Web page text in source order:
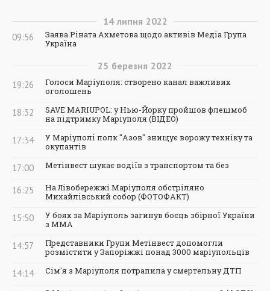
14 липня 2022
09:56
Заява Ріната Ахметова щодо активів Медіа Група
Україна
25 березня 2022
19:26
Голоси Маріуполя: створено канал важливих
оголошень
18:32
SAVE MARIUPOL: у Нью-Йорку пройшов флешмоб
на підтримку Маріуполя (ВІДЕО)
17:34
У Маріуполі полк "Азов" знищує ворожу техніку та
окупантів
17:00 Метінвест шукає водіїв з транспортом та без
16:25
На Лівобережжі Маріуполя обстріляно
Михайлівський собор (ФОТОФАКТ)
15:50
У боях за Маріуполь загинув боєць збірної України
з ММА
14:57
Представники Групи Метінвест допомогли
розмістити у Запоріжжі понад 3000 маріупольців
14:14 Сім'я з Маріуполя потрапила у смертельну ДТП